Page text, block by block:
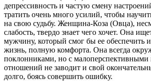
депрессивность и частую смену
тратить очень много усилий, чтобы
на свою судьбу. Женщина-Коза (Овца),
слабость, твердо знает чего хочет. Она
мужчину, который смог бы ее обеспечить и
жизнь, полную комфорта. Она всегда
поклонниками, но с
отношений не заводит и свой
долго, боясь совершить ошибку.